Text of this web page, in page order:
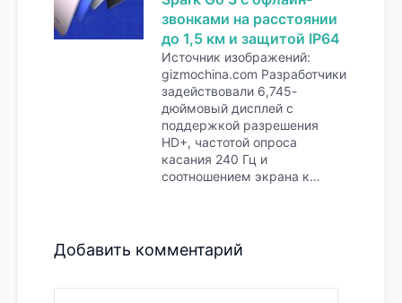
звонками на расстоянии
до 1,5 км и защитой IP64
Источник изображений:
gizmochina.com Разработчики
задействовали 6,745-
дюймовый дисплей с
поддержкой разрешения
HD+, частотой опроса
касания 240 Гц и
соотношением экрана к…
Добавить комментарий